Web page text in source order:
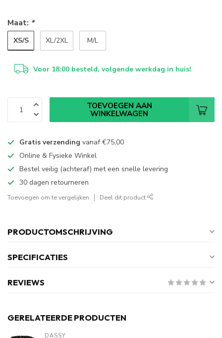
Maat: *
XS/S XL/2XL M/L
Voor 18:00 besteld, volgende werkdag in huis!
TOEVOEGEN AAN
WINKELWAGEN
Gratis verzending vanaf€75,00
Online & Fysieke Winkel
Bestel veilig (achteraf) met een snelle levering
30 dagen retourneren
Toevoegen om te vergelijken Deel dit product
PRODUCTOMSCHRIJVING
SPECIFICATIES
REVIEWS
GERELATEERDE PRODUCTEN
DASSY